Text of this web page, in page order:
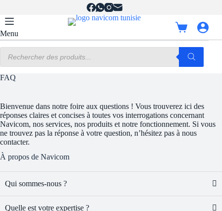
contenu
Menu
Panier
d’achat
produits
FAQ
Bienvenue dans notre foire aux questions ! Vous trouverez ici des
réponses claires et concises à toutes vos interrogations concernant
Navicom, nos services, nos produits et notre fonctionnement. Si vous
ne trouvez pas la réponse à votre question, n’hésitez pas à nous
contacter.
À propos de Navicom
Qui sommes-nous ?
Quelle est votre expertise ?